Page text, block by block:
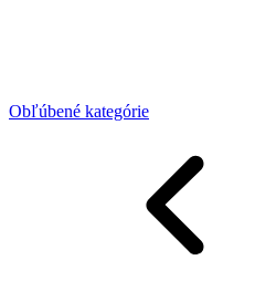
Obľúbené kategórie